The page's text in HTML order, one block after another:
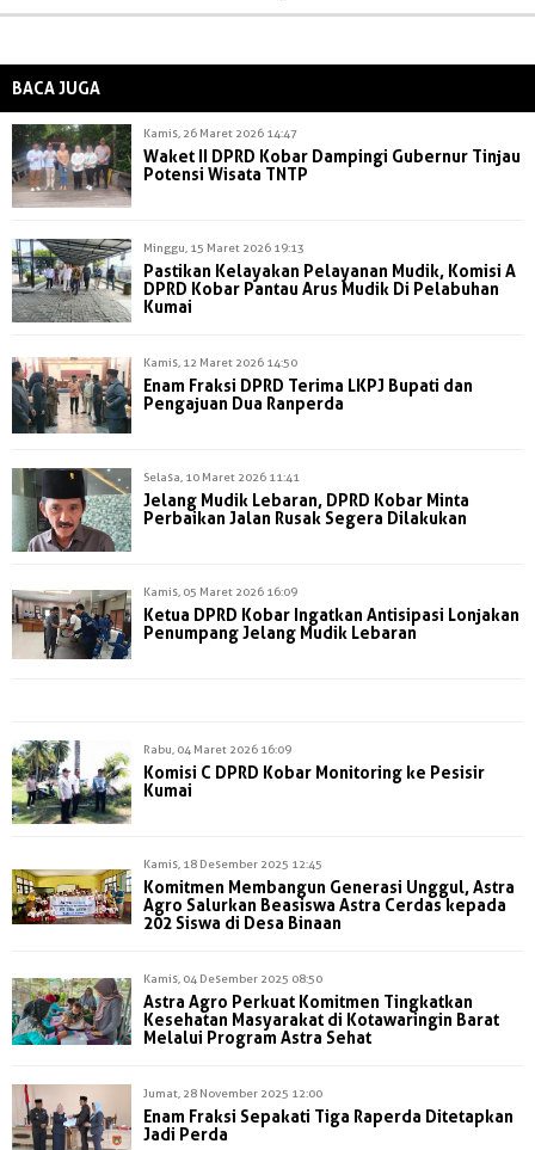
BACA JUGA
Kamis, 26 Maret 2026 14:47
Waket II DPRD Kobar Dampingi Gubernur Tinjau
Potensi Wisata TNTP
Minggu, 15 Maret 2026 19:13
Pastikan Kelayakan Pelayanan Mudik, Komisi A
DPRD Kobar Pantau Arus Mudik Di Pelabuhan
Kumai
Kamis, 12 Maret 2026 14:50
Enam Fraksi DPRD Terima LKPJ Bupati dan
Pengajuan Dua Ranperda
Selasa, 10 Maret 2026 11:41
Jelang Mudik Lebaran, DPRD Kobar Minta
Perbaikan Jalan Rusak Segera Dilakukan
Kamis, 05 Maret 2026 16:09
Ketua DPRD Kobar Ingatkan Antisipasi Lonjakan
Penumpang Jelang Mudik Lebaran
Rabu, 04 Maret 2026 16:09
Komisi C DPRD Kobar Monitoring ke Pesisir
Kumai
Kamis, 18 Desember 2025 12:45
Komitmen Membangun Generasi Unggul, Astra
Agro Salurkan Beasiswa Astra Cerdas kepada
202 Siswa di Desa Binaan
Kamis, 04 Desember 2025 08:50
Astra Agro Perkuat Komitmen Tingkatkan
Kesehatan Masyarakat di Kotawaringin Barat
Melalui Program Astra Sehat
Jumat, 28 November 2025 12:00
Enam Fraksi Sepakati Tiga Raperda Ditetapkan
Jadi Perda